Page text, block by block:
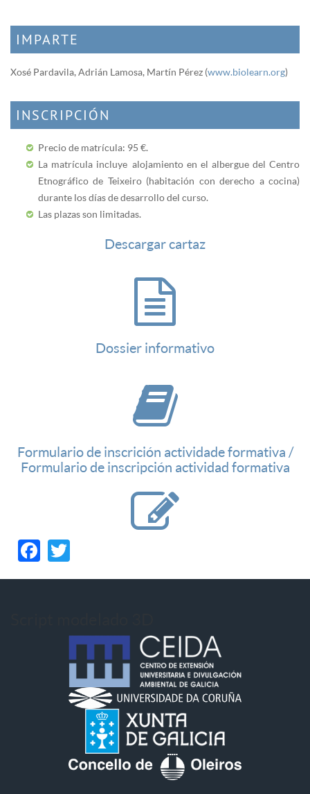
IMPARTE
Xosé Pardavila, Adrián Lamosa, Martín Pérez (www.biolearn.org)
INSCRIPCIÓN
Precio de matrícula: 95 €.
La matrícula incluye alojamiento en el albergue del Centro
Etnográfico de Teixeiro (habitación con derecho a cocina)
durante los días de desarrollo del curso.
Las plazas son limitadas.
Descargar cartaz
Dossier informativo
Formulario de inscrición actividade formativa /
Formulario de inscripción actividad formativa
Facebook